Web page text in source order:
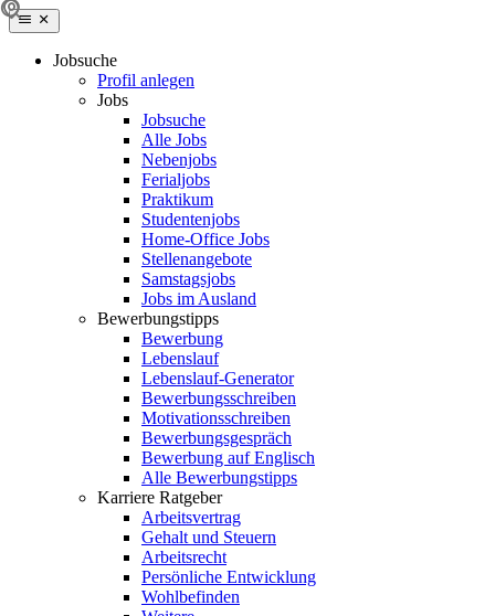
Jobsuche
Profil anlegen
Jobs
Jobsuche
Alle Jobs
Nebenjobs
Ferialjobs
Praktikum
Studentenjobs
Home-Office Jobs
Stellenangebote
Samstagsjobs
Jobs im Ausland
Bewerbungstipps
Bewerbung
Lebenslauf
Lebenslauf-Generator
Bewerbungsschreiben
Motivationsschreiben
Bewerbungsgespräch
Bewerbung auf Englisch
Alle Bewerbungstipps
Karriere Ratgeber
Arbeitsvertrag
Gehalt und Steuern
Arbeitsrecht
Persönliche Entwicklung
Wohlbefinden